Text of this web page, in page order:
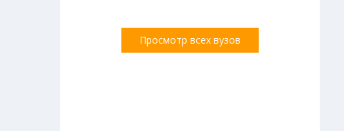
Просмотр всех вузов